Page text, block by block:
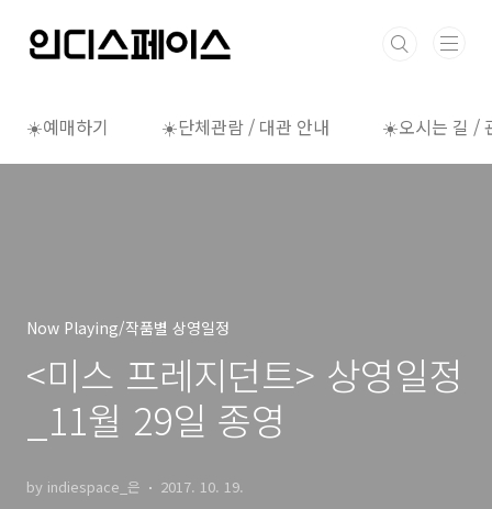
☀️예매하기 ☀️단체관람 / 대관 안내 ☀️오시는 길 /
Now Playing/작품별 상영일정
<미스 프레지던트> 상영일정
_11월 29일 종영
by indiespace_은 2017. 10. 19.